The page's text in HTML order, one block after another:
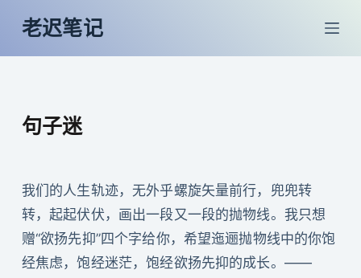
跳
过
内
老迟笔记
句子迷
我们的人生轨迹，无外乎螺旋矢量前行，兜兜转
转，起起伏伏，画出一段又一段的抛物线。我只想
赠“欲扬先抑”四个字给你，希望迤逦抛物线中的你饱
经焦虑，饱经迷茫，饱经欲扬先抑的成长。——